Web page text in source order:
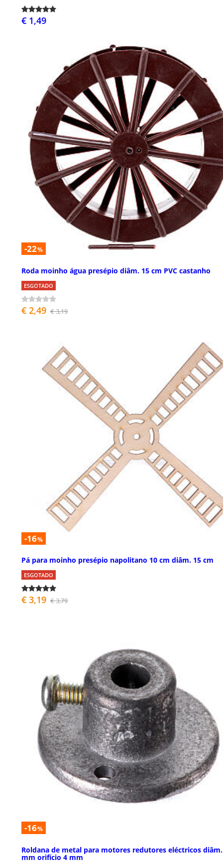
€ 1,49
-22%
Roda moinho água presépio diâm. 15 cm PVC castanho
ESGOTADO
€ 2,49 € 3,19
-16%
Pá para moinho presépio napolitano 10 cm diâm. 15 cm
ESGOTADO
€ 3,19 € 3,79
-16%
Roldana de metal para motores redutores eléctricos
mm orifício 4 mm